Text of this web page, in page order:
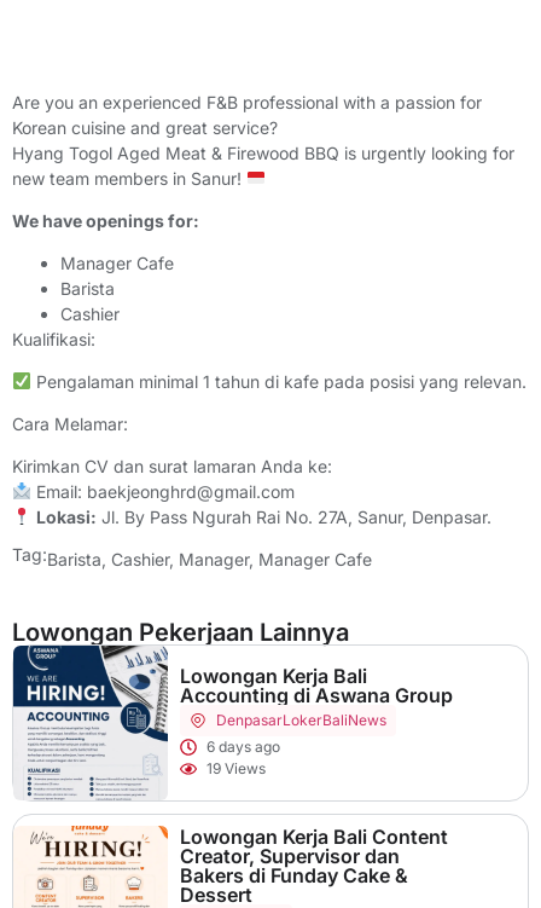
Are you an experienced F&B professional with a passion for
Korean cuisine and great service?
Hyang Togol Aged Meat & Firewood BBQ is urgently looking for
new team members in Sanur!
We have openings for:
Manager Cafe
Barista
Cashier
Kualifikasi:
Pengalaman minimal 1 tahun di kafe pada posisi yang relevan.
Cara Melamar:
Kirimkan CV dan surat lamaran Anda ke:
Email: baekjeonghrd@gmail.com
Lokasi: Jl. By Pass Ngurah Rai No. 27A, Sanur, Denpasar.
Tag:Barista, Cashier, Manager, Manager Cafe
Lowongan Pekerjaan Lainnya
Lowongan Kerja Bali
Accounting di Aswana Group
DenpasarLokerBaliNews
6 days ago
19 Views
Lowongan Kerja Bali Content
Creator, Supervisor dan
Bakers di Funday Cake &
Dessert